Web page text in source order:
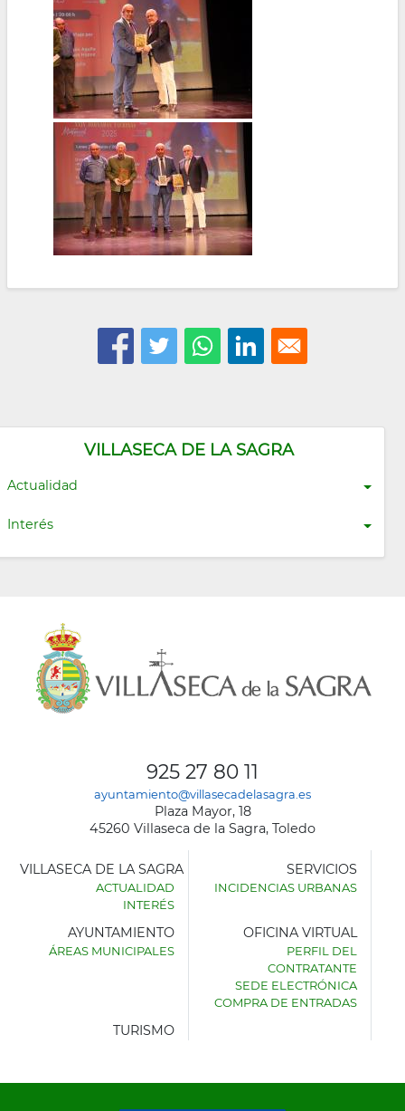
VILLASECA DE LA SAGRA
Actualidad
Interés
925 27 80 11
ayuntamiento@villasecadelasagra.es
Plaza Mayor, 18
45260 Villaseca de la Sagra, Toledo
AYUNTAMIENTO
VILLASECA DE LA SAGRA
ACTUALIDAD
INTERÉS
SERVICIOS
INCIDENCIAS URBANAS
AYUNTAMIENTO
ÁREAS MUNICIPALES
OFICINA VIRTUAL
PERFIL DEL
CONTRATANTE
SEDE ELECTRÓNICA
COMPRA DE ENTRADAS
TURISMO